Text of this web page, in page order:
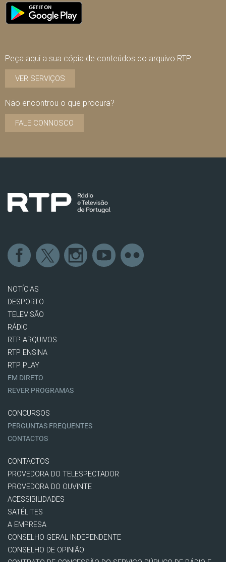
Peça aqui a sua cópia de conteúdos do arquivo RTP
VER SERVIÇOS
Não encontrou o que procura?
FALE CONNOSCO
NOTÍCIAS
DESPORTO
TELEVISÃO
RÁDIO
RTP ARQUIVOS
RTP ENSINA
RTP PLAY
EM DIRETO
REVER PROGRAMAS
CONCURSOS
PERGUNTAS FREQUENTES
CONTACTOS
CONTACTOS
PROVEDORA DO TELESPECTADOR
PROVEDORA DO OUVINTE
ACESSIBILIDADES
SATÉLITES
A EMPRESA
CONSELHO GERAL INDEPENDENTE
CONSELHO DE OPINIÃO